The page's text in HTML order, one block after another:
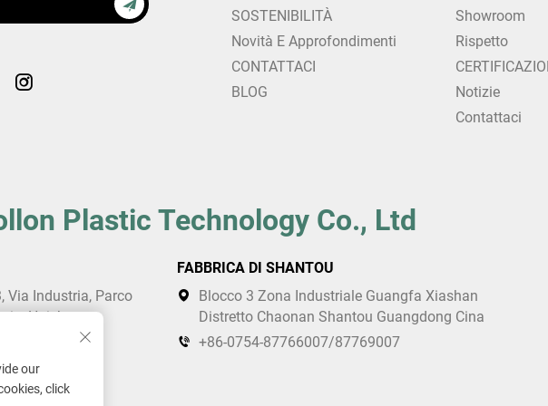
SOSTENIBILITÀ
Novità E Approfondimenti
CONTATTACI
BLOG
Showroom
Rispetto
Notizie
Contattaci
Plastic Technology Co., Ltd
Via Industria, Parco
Huicheng,
FABBRICA DI SHANTOU
Blocco 3 Zona Industriale Guangfa Xiashan
Distretto Chaonan Shantou Guangdong Cina
+86-0754-87766007/87769007
our
click